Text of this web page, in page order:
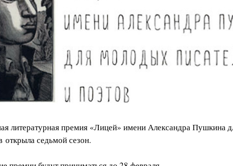
литературная премия «Лицей» имени Александра Пушкина
открыла седьмой сезон.